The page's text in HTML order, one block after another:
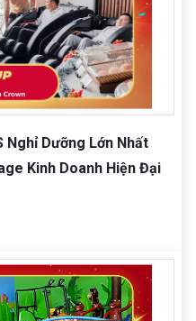
Dưỡng Lớn Nhất
Kinh Doanh Hiện Đại